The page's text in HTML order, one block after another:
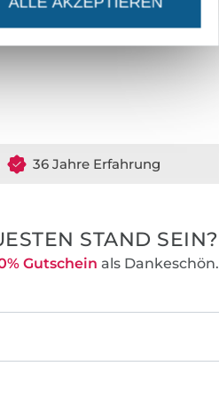
36 Jahre Erfahrung
STAND SEIN?
Gutschein als Dankeschön.